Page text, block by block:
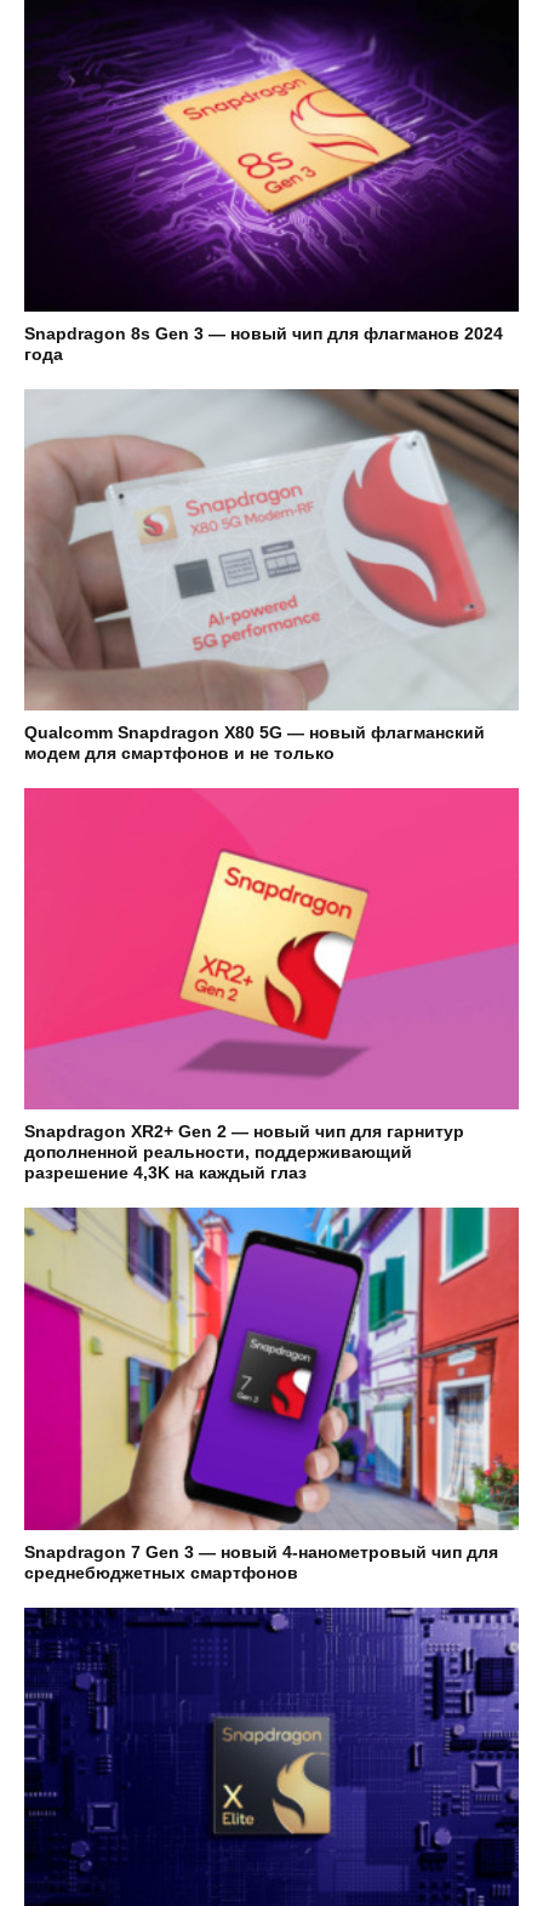
Snapdragon 8s Gen 3 — новый чип для флагманов 2024
года
Qualcomm Snapdragon X80 5G — новый флагманский
модем для смартфонов и не только
Snapdragon XR2+ Gen 2 — новый чип для гарнитур
дополненной реальности, поддерживающий
разрешение 4,3K на каждый глаз
Snapdragon 7 Gen 3 — новый 4-нанометровый чип для
среднебюджетных смартфонов